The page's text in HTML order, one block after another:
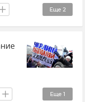
Еще 2
Еще 1